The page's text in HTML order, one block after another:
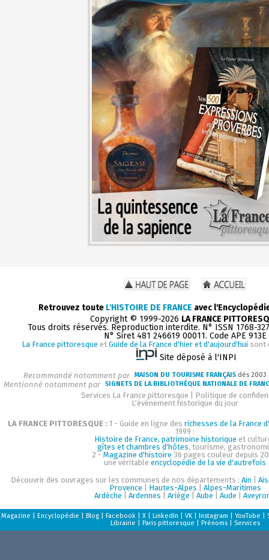
Retrouvez toute L'HISTOIRE DE FRANCE avec
Copyright © 1999-2026 LA FRANCE
Tous droits réservés. Reproduction interdite. N° ISSN 1768-
N° Siret 481 246619 00011. Code APE 913E
La France pittoresque et Guide de la France d'hier et d'aujourd'hui sont
Site déposé à l'INPI
Recommandé notamment par MAISON DU TOURISME FRANÇAIS dès
Mentionné notamment par SIGNETS DE LA BIBLIOTHÈQUE NATIONALE DE
Services La France pittoresque
Politique de
L'événement historique du jour
LA FRANCE PITTORESQUE : 1 - Guide en ligne des richesses de la France
1999 :
Histoire de France, patrimoine historique et
gîtes et chambres d'hôtes, tourisme,
2 - Magazine d'histoire 36 pages couleur depuis
une véritable encyclopédie de la vie d'autrefois
Découvrir des ouvrages sur les communes de nos départements : Ain
Provence
Hautes-Alpes
Alpes-Maritimes
Ardèche
Ardennes Ariège Aube Aude
Magazine Encyclopédie Blog| Facebook| X| LinkedIn VK| Instagram YouTube
Librairie
Paris pittoresque Prénoms| Services